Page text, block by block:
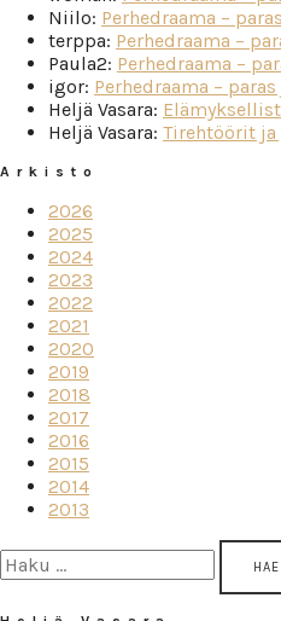
Niilo: Perhedraama –
terppa: Perhedraama –
Paula2: Perhedraama –
igor: Perhedraama –
Heljä Vasara:
Heljä Vasara: Tirehtöörit
Arkisto
2026
2025
2024
2023
2022
2021
2020
2019
2018
2017
2016
2015
2014
2013
Haku: